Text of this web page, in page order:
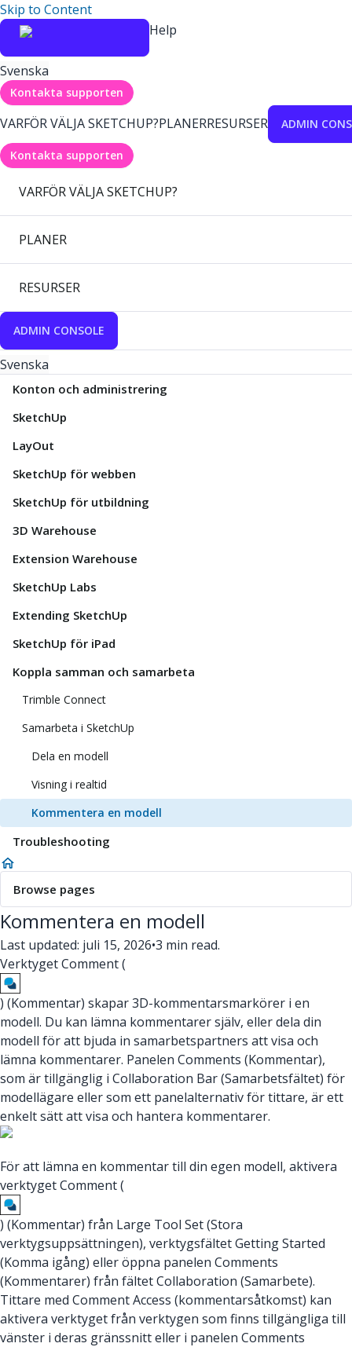
Skip to Content
Help
Svenska
Kontakta supporten
VARFÖR VÄLJA SKETCHUP?PLANERRESURSER ADMIN
Kontakta supporten
VARFÖR VÄLJA SKETCHUP?
PLANER
RESURSER
ADMIN CONSOLE
Svenska
Konton och administrering
SketchUp
LayOut
SketchUp för webben
SketchUp för utbildning
3D Warehouse
Extension Warehouse
SketchUp Labs
Extending SketchUp
SketchUp för iPad
Koppla samman och samarbeta
Trimble Connect
Samarbeta i SketchUp
Dela en modell
Visning i realtid
Kommentera en modell
Troubleshooting
Browse pages
Kommentera en modell
Last updated: juli 15, 2026•3 min read.
Verktyget Comment (
) (Kommentar) skapar 3D-kommentarsmarkörer i en
modell. Du kan lämna kommentarer själv, eller dela din
modell för att bjuda in samarbetspartners att visa och
lämna kommentarer. Panelen Comments (Kommentar),
som är tillgänglig i Collaboration Bar (Samarbetsfältet) för
modellägare eller som ett panelalternativ för tittare, är ett
enkelt sätt att visa och hantera kommentarer.
För att lämna en kommentar till din egen modell, aktivera
verktyget Comment (
) (Kommentar) från Large Tool Set (Stora
verktygsuppsättningen), verktygsfältet Getting Started
(Komma igång) eller öppna panelen Comments
(Kommentarer) från fältet Collaboration (Samarbete).
Tittare med Comment Access (kommentarsåtkomst) kan
aktivera verktyget från verktygen som finns tillgängliga till
vänster i deras gränssnitt eller i panelen Comments